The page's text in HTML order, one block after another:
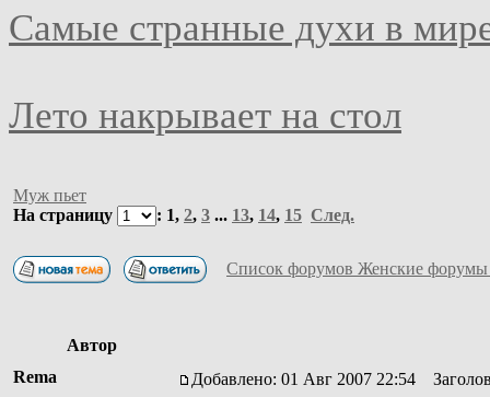
Самые странные духи в
Лето накрывает на стол
Муж пьет
На страницу
: 1, 2, 3 ... 13, 14, 15 След.
Список форумов Женские форумы
Автор
Rema
Добавлено: 01 Авг 2007 22:54